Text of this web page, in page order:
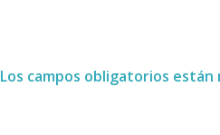
Los campos obligatorios están